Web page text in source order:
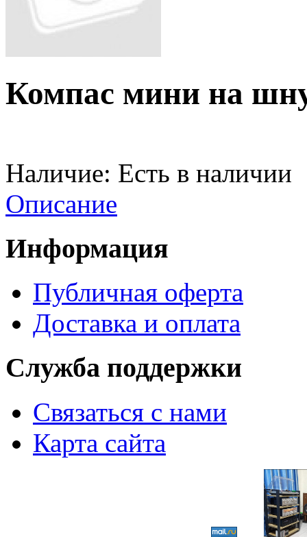
Компас мини на
Наличие: Есть в наличии
Описание
Информация
Публичная оферта
Доставка и оплата
Служба поддержки
Связаться с нами
Карта сайта